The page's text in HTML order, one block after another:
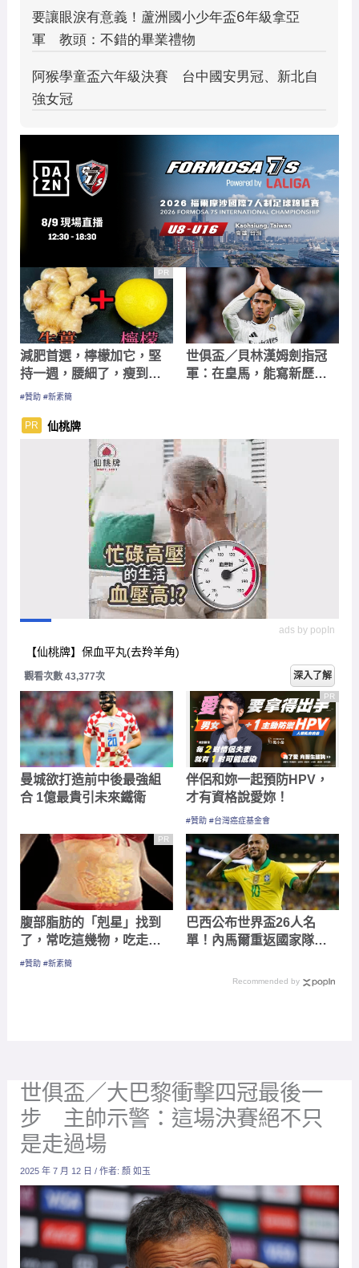
PR
減肥首選，檸檬加它，堅
持一週，腰細了，瘦到你
懷疑人生
#贊助 #新素簡
世俱盃／貝林漢姆劍指冠
軍：在皇馬，能寫新歷史
的機會已所剩無幾
PR 仙桃牌
【仙桃牌】保血平丸(去羚羊角)
觀看次數 43,377次
曼城欲打造前中後最強組
合 1億最貴引未來鐵衛
伴侶和妳一起預防HPV，
才有資格說愛妳！
#贊助 #台灣癌症基金會
PR
了，常吃這幾物，吃走大
肚囊，瘦出小蠻腰
#贊助 #新素簡
巴西公布世界盃26人名
單！內馬爾重返國家隊
佩德羅遺憾落選
Recommended by
世俱盃／大巴黎衝擊四冠最後一